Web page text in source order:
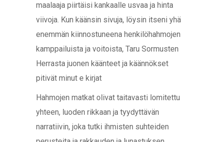
maalaaja piirtäisi kankaalle usvaa ja hinta
viivoja. Kun käänsin sivuja, löysin itseni yhä
enemmän kiinnostuneena henkilöhahmojen
kamppailuista ja voitoista, Taru Sormusten
Herrasta juonen käänteet ja käännökset
pitivät minut e kirjat​
Hahmojen matkat olivat taitavasti lomitettu
yhteen, luoden rikkaan ja tyydyttävän
narratiivin, joka tutki ihmisten suhteiden